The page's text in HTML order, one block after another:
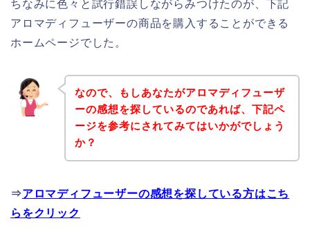
ちなみに色々と試行錯誤しながらみつけたのが、下記
アロマディフューザーの商品を購入することができる
ホームページでした。
なので、もしあなたがアロマディフューザ
ーの感想を探しているのであれば、下記ペ
ージを参考にされてみてはいかがでしょう
か？
⇒アロマディフューザーの感想を探している方はこち
らをクリック